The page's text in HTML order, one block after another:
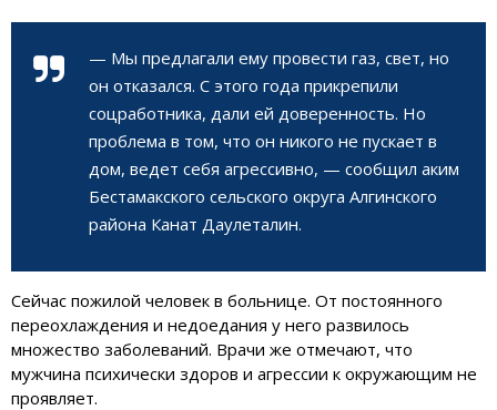
— Мы предлагали ему провести газ, свет, но
он отказался. С этого года прикрепили
соцработника, дали ей доверенность. Но
проблема в том, что он никого не пускает в
дом, ведет себя агрессивно, — сообщил аким
Бестамакского сельского округа Алгинского
района Канат Даулеталин.
Сейчас пожилой человек в больнице. От постоянного
переохлаждения и недоедания у него развилось
множество заболеваний. Врачи же отмечают, что
мужчина психически здоров и агрессии к окружающим не
проявляет.